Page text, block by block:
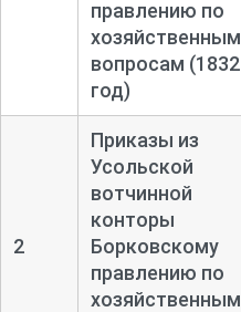
правлению по
хозяйственным
вопросам (1832
год)
2
Приказы из
Усольской
вотчинной
конторы
Борковскому
правлению по
хозяйственным